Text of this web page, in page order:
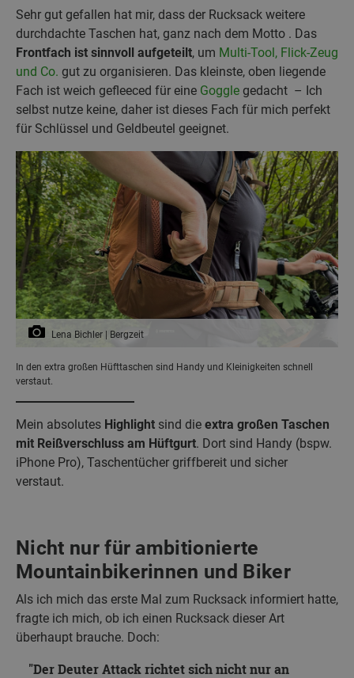
Sehr gut gefallen hat mir, dass der Rucksack weitere
durchdachte Taschen hat, ganz nach dem Motto . Das
Frontfach ist sinnvoll aufgeteilt, um Multi-Tool, Flick-Zeug
und Co. gut zu organisieren. Das kleinste, oben liegende
Fach ist weich gefleeced für eine Goggle gedacht – Ich
selbst nutze keine, daher ist dieses Fach für mich perfekt
für Schlüssel und Geldbeutel geeignet.
Lena Bichler | Bergzeit
In den extra großen Hüfttaschen sind Handy und Kleinigkeiten schnell
verstaut.
Mein absolutes Highlight sind die extra großen Taschen
mit Reißverschluss am Hüftgurt. Dort sind Handy (bspw.
iPhone Pro), Taschentücher griffbereit und sicher
verstaut.
Nicht nur für ambitionierte
Mountainbikerinnen und Biker
Als ich mich das erste Mal zum Rucksack informiert hatte,
fragte ich mich, ob ich einen Rucksack dieser Art
überhaupt brauche. Doch:
Der Deuter Attack richtet sich nicht nur an